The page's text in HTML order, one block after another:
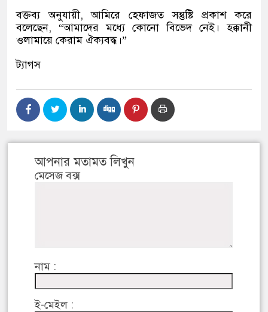
বক্তব্য অনুযায়ী, আমিরে হেফাজত সন্তুষ্টি প্রকাশ করে
বলেছেন, “আমাদের মধ্যে কোনো বিভেদ নেই। হক্কানী
ওলামায়ে কেরাম ঐক্যবদ্ধ।”
ট্যাগস
আপনার মতামত লিখুন
মেসেজ বক্স
নাম :
ই-মেইল :